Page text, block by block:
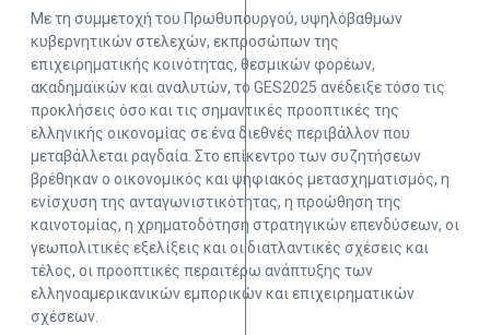
Με τη συμμετοχή του Πρωθυπουργού, υψηλόβαθμων
κυβερνητικών στελεχών, εκπροσώπων της
επιχειρηματικής κοινότητας, θεσμικών φορέων,
ακαδημαϊκών και αναλυτών, το GES2025 ανέδειξε τόσο τις
προκλήσεις όσο και τις σημαντικές προοπτικές της
ελληνικής οικονομίας σε ένα διεθνές περιβάλλον που
μεταβάλλεται ραγδαία. Στο επίκεντρο των συζητήσεων
βρέθηκαν ο οικονομικός και ψηφιακός μετασχηματισμός, η
ενίσχυση της ανταγωνιστικότητας, η προώθηση της
καινοτομίας, η χρηματοδότηση στρατηγικών επενδύσεων, οι
γεωπολιτικές εξελίξεις και οι διατλαντικές σχέσεις και
τέλος, οι προοπτικές περαιτέρω ανάπτυξης των
ελληνοαμερικανικών εμπορικών και επιχειρηματικών
σχέσεων.